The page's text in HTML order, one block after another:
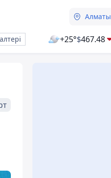
Алматы
+25°$467.48